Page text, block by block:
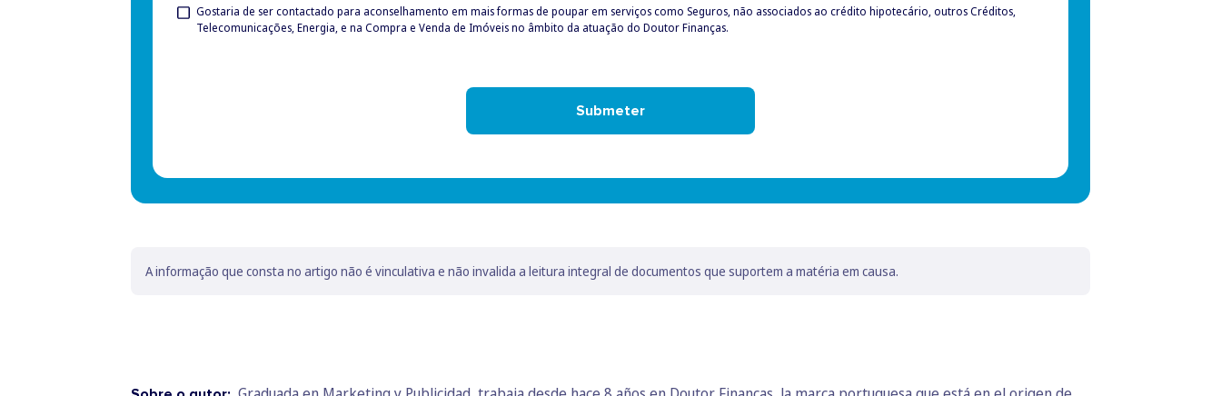
Privacy
Check
Gostaria de ser contactado para aconselhamento em mais formas de poupar em serviços como Seguros, não associados ao crédito hipotecário, outros Créditos,
Telecomunicações, Energia, e na Compra e Venda de Imóveis no âmbito da atuação do Doutor Finanças.
Submeter
A informação que consta no artigo não é vinculativa e não invalida a leitura integral de documentos que suportem a matéria em causa.